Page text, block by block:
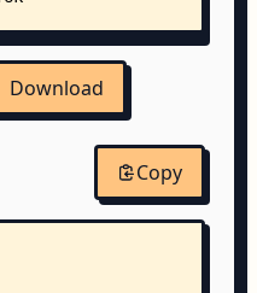
Download
Copy